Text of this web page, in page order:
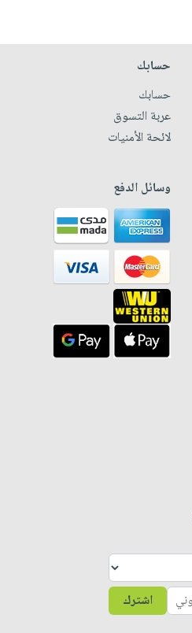
حسابك
حسابك
عربة التسوق
لائحة الأمنيات
وسائل الدفع
اشترك